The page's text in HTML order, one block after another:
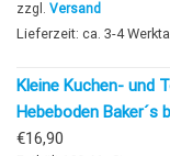
zzgl. Versand
Lieferzeit: ca. 3-4
Kleine Kuchen- und
Hebeboden Baker´s
€16,90